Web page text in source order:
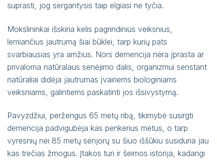
suprasti, jog sergantysis taip elgiasi ne tyčia.
Mokslininkai išskiria kelis pagrindinius veiksnius,
lemiančius jautrumą šiai būklei, tarp kurių pats
svarbiausias yra amžius. Nors demencija nėra įprasta ar
privaloma natūralaus senėjimo dalis, organizmui senstant
natūraliai didėja jautrumas įvairiems biologiniams
veiksniams, galintiems paskatinti jos išsivystymą.
Pavyzdžiui, peržengus 65 metų ribą, tikimybė susirgti
demencija padvigubėja kas penkerius metus, o tarp
vyresnių nei 85 metų senjorų su šiuo iššūkiu susiduria jau
kas trečias žmogus. Įtakos turi ir šeimos istorija, kadangi